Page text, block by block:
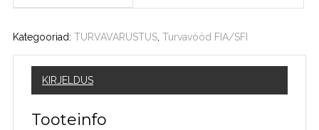
Kategooriad: TURVAVARUSTUS Turvavööd FIA/SFI
KIRJELDUS
Tooteinfo